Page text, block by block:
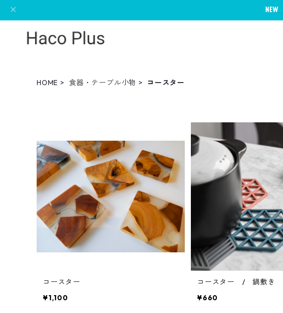
HOME 食器・テーブル小物 コースター
コースター
¥1,100
コースター / 鍋敷き
¥660